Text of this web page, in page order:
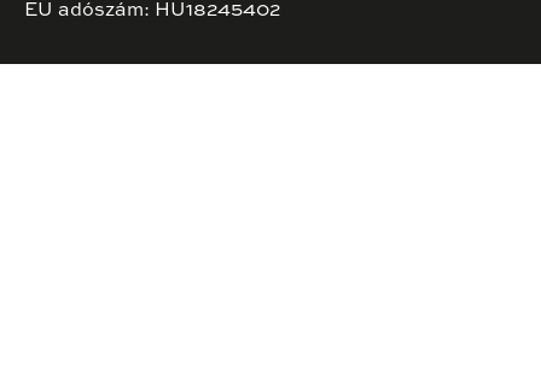
EU adószám: HU18245402